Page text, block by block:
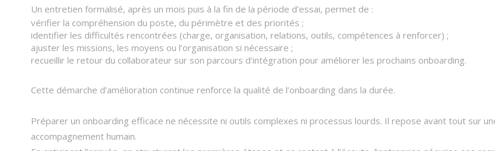
Un entretien formalisé, après un mois puis à la fin de la période d’essai, permet de :
vérifier la compréhension du poste, du périmètre et des priorités ;
identifier les difficultés rencontrées (charge, organisation, relations, outils, compétences à renforcer) ;
ajuster les missions, les moyens ou l’organisation si nécessaire ;
recueillir le retour du collaborateur sur son parcours d’intégration pour améliorer les prochains onboarding.​
Cette démarche d’amélioration continue renforce la qualité de l’onboarding dans la durée.
Préparer un onboarding efficace ne nécessite ni outils complexes ni processus lourds. Il repose avant tout sur
accompagnement humain.